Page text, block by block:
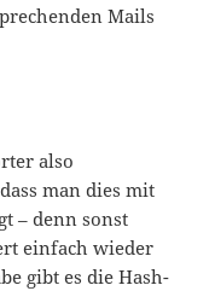
Mails
also
man dies mit
– denn sonst
einfach wieder
gibt es die Hash-